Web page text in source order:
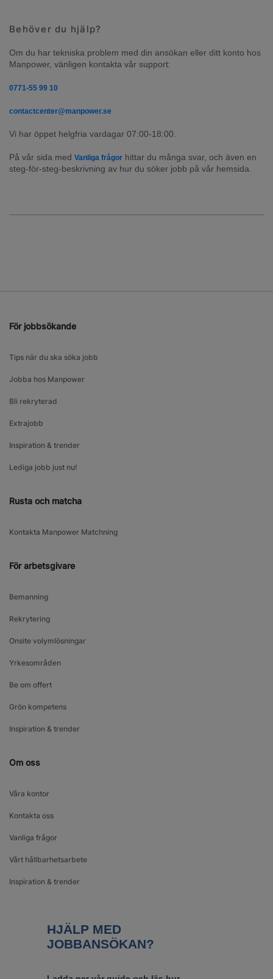
Behöver du hjälp?
Om du har tekniska problem med din ansökan eller ditt konto hos
Manpower, vänligen kontakta vår support:
0771-55 99 10
contactcenter@manpower.se
Vi har öppet helgfria vardagar 07:00-18:00.
På vår sida med Vanliga frågor hittar du många svar, och även en
steg-för-steg-beskrivning av hur du söker jobb på vår hemsida.
För jobbsökande
Tips när du ska söka jobb
Jobba hos Manpower
Bli rekryterad
Extrajobb
Inspiration & trender
Lediga jobb just nu!
Rusta och matcha
Kontakta Manpower Matchning
För arbetsgivare
Bemanning
Rekrytering
Onsite volymlösningar
Yrkesområden
Be om offert
Grön kompetens
Inspiration & trender
Om oss
Våra kontor
Kontakta oss
Vanliga frågor
Vårt hållbarhetsarbete
Inspiration & trender